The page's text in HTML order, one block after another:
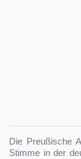
Die Preußische
Stimme in der